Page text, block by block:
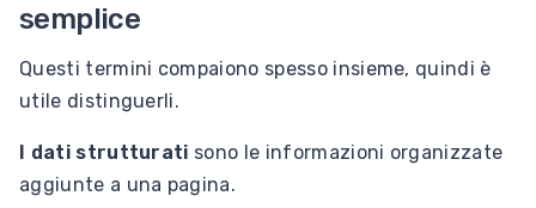
semplice
Questi termini compaiono spesso insieme, quindi è
utile distinguerli.
I dati strutturati sono le informazioni organizzate
aggiunte a una pagina.